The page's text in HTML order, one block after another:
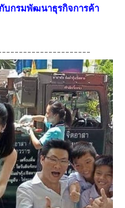
บกรมพัฒนาธุรกิจการค้า